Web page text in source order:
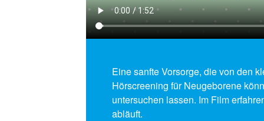
Eine sanfte Vorsorge, die von den
Hörscreening für Neugeborene
untersuchen lassen. Im Film
abläuft.